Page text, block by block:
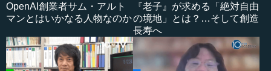
OpenAI創業者サム・アルト
マンとはいかなる人物なのか
『老子』が求める「絶対自由
の境地」とは？…そして創造
長寿へ